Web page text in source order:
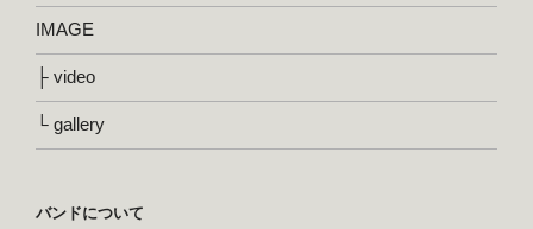
IMAGE
├ video
└ gallery
バンドについて